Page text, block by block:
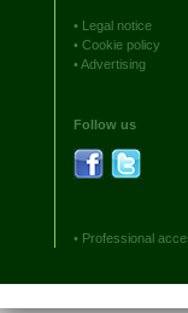
• Legal notice
• Cookie policy
•Advertising
Follow us
• Professional